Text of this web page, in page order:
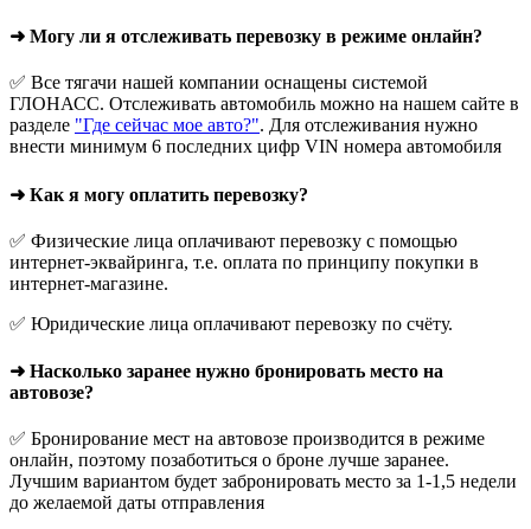
➜ Могу ли я отслеживать перевозку в режиме онлайн?
✅ Все тягачи нашей компании оснащены системой
ГЛОНАСС. Отслеживать автомобиль можно на нашем сайте в
разделе "Где сейчас мое авто?". Для отслеживания нужно
внести минимум 6 последних цифр VIN номера автомобиля
➜ Как я могу оплатить перевозку?
✅ Физические лица оплачивают перевозку с помощью
интернет-эквайринга, т.е. оплата по принципу покупки в
интернет-магазине.
✅ Юридические лица оплачивают перевозку по счёту.
➜ Насколько заранее нужно бронировать место на
автовозе?
✅ Бронирование мест на автовозе производится в режиме
онлайн, поэтому позаботиться о броне лучше заранее.
Лучшим вариантом будет забронировать место за 1-1,5 недели
до желаемой даты отправления